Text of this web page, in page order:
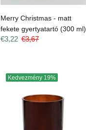
Merry Christmas - matt
fekete gyertyatartó (300 ml)
€3,22 €3,67
Kedvezmény 19%